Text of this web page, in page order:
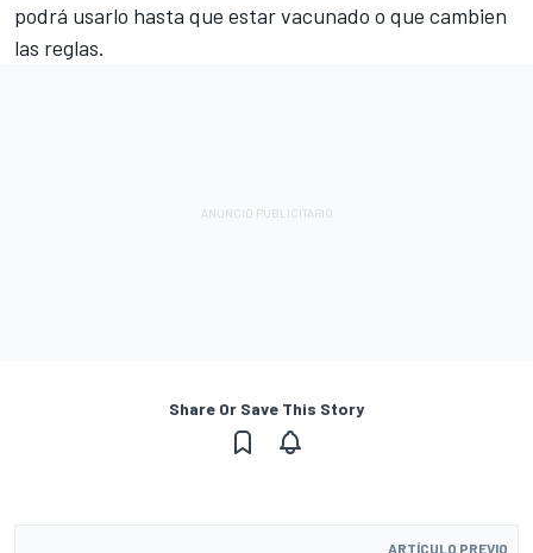
podrá usarlo hasta que estar vacunado o que cambien
las reglas.
Share Or Save This Story
ARTÍCULO PREVIO